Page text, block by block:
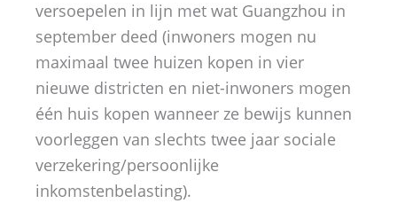
versoepelen in lijn met wat Guangzhou in
september deed (inwoners mogen nu
maximaal twee huizen kopen in vier
nieuwe districten en niet-inwoners mogen
één huis kopen wanneer ze bewijs kunnen
voorleggen van slechts twee jaar sociale
verzekering/persoonlijke
inkomstenbelasting).